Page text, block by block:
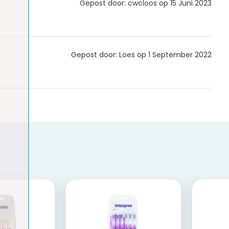
Gepost door: cwcloos op 15 Juni 2023
Gepost door: Loes op 1 September 2022